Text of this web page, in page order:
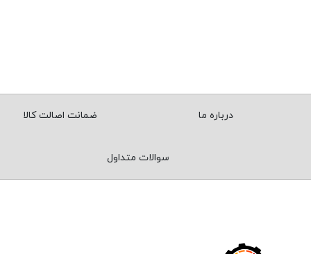
درباره ما ضمانت اصالت کالا
سوالات متداول